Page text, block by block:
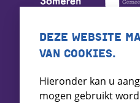
DEZE WEBSITE
VAN COOKIES.
Hieronder kan u
mogen gebruikt